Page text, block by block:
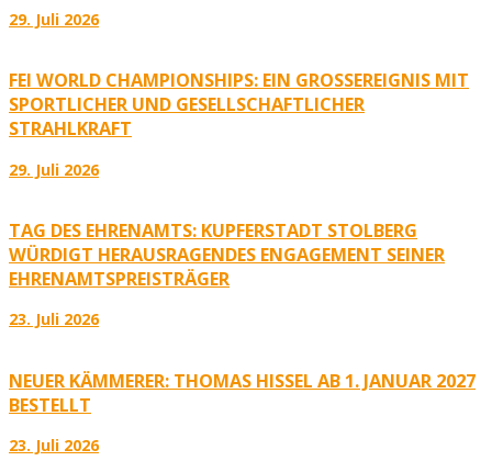
29. Juli 2026
FEI WORLD CHAMPIONSHIPS: EIN GROSSEREIGNIS MIT S
PORTLICHER UND GESELLSCHAFTLICHER S
TRAHLKRAFT
29. Juli 2026
TAG DES EHRENAMTS: KUPFERSTADT STOLBERG
WÜRDIGT HERAUSRAGENDES ENGAGEMENT SEINER
EHRENAMTSPREISTRÄGER
23. Juli 2026
NEUER KÄMMERER: THOMAS HISSEL AB 1. JANUAR 2027
BESTELLT
23. Juli 2026